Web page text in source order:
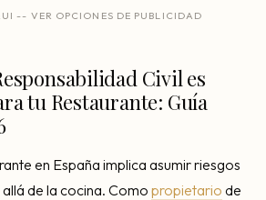
-- VER OPCIONES DE PUBLICIDAD
Civil es
tu Restaurante: Guía
en España implica asumir riesgos
de la cocina. Como propietario de